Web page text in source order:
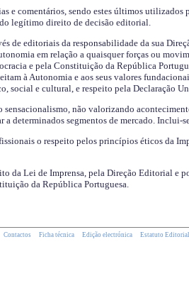
e comentários, sendo estes últimos utilizados
legítimo direito de decisão editorial.
de editoriais da responsabilidade da sua
em relação a quaisquer forças ou
e pela Constituição da República
à Autonomia e aos seus valores
social e cultural, e respeito pela Declaração
sensacionalismo, não valorizando
a determinados segmentos de mercado.
o respeito pelos princípios éticos da
da Lei de Imprensa, pela Direção Editorial e
da República Portuguesa.
Contactos Ficha técnica Edição electrónica Estatuto Editorial